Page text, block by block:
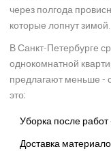
через полгода
которые лопнут зимой.
В Санкт-Петербурге
однокомнатной
предлагают меньше -
это:
Уборка после
Доставка